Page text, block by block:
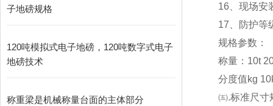
子地磅规格
120吨模拟式电子地磅，120吨数字式电子
地磅技术
称重梁是机械称量台面的主体部分
16 、现场
17 、防护
规格参数：
称量：10t
分度值kg
㈤.标准尺寸